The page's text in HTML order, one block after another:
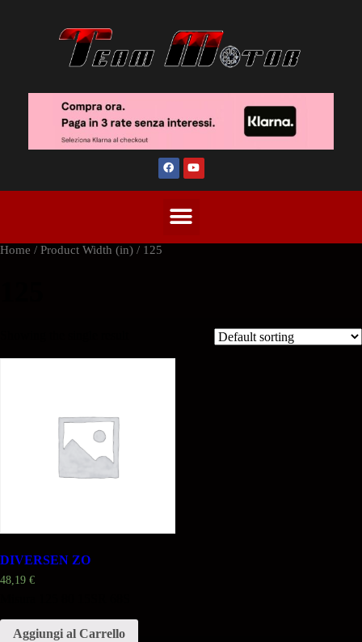
Home / Product Width (in) / 125
DIVERSEN ZO
48,19 €
Aggiungi al Carrello